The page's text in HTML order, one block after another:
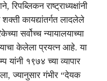
राष्ट्राध्यक्षांनी
कायद्यांतर्गत लादलेले
सर्वोच्च न्यायालयाच्या
केलेला प्रयत्न आहे. या
यांनी १९७४ च्या व्यापार
ज्यानुसार गंभीर “देयक